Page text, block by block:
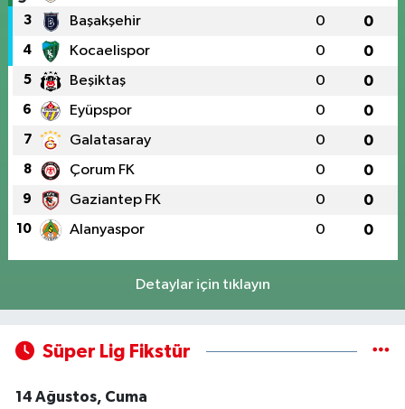
3 Başakşehir 0 0
4 Kocaelispor 0 0
5 Beşiktaş 0 0
6 Eyüpspor 0 0
7 Galatasaray 0 0
8 Çorum FK 0 0
9 Gaziantep FK 0 0
10 Alanyaspor 0 0
Detaylar için tıklayın
Süper Lig Fikstür
14 Ağustos, Cuma